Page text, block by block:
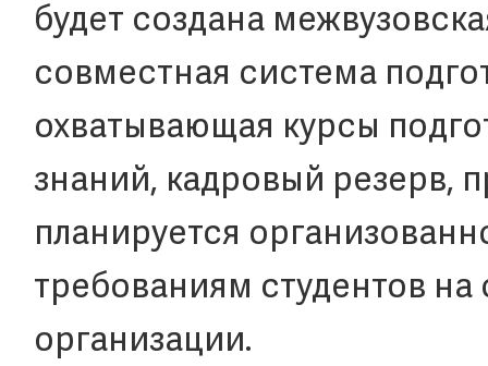
будет создана
совместная система
охватывающая курсы
знаний, кадровый резерв,
планируется
требованиям студентов
организации.